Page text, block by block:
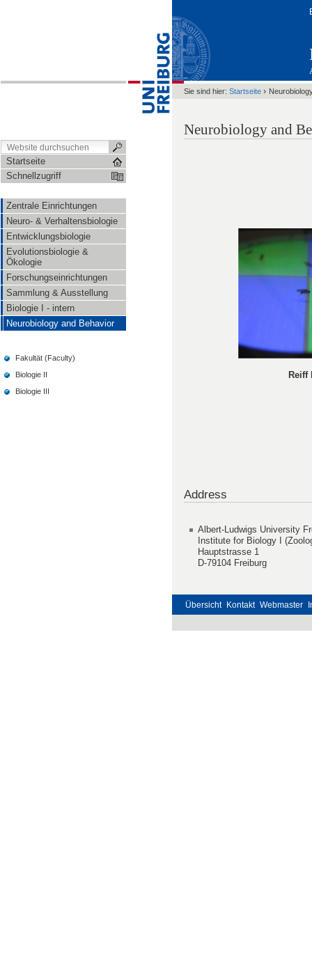
Startseite
Schnellzugriff
Zentrale Einrichtungen
Neuro- & Verhaltensbiologie
Entwicklungsbiologie
Evolutionsbiologie &
Ökologie
Forschungseinrichtungen
Sammlung & Ausstellung
Biologie I - intern
Neurobiology and Behavior
Fakultät (Faculty)
Biologie II
Biologie III
Sie sind hier: Startseite ›
Neurobiology and
Reiff
Address
Albert-Ludwigs University
Institute for Biology I
Hauptstrasse 1
D-79104 Freiburg
Übersicht Kontakt Webmaster